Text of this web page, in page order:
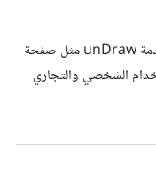
يتضمن هذا المشروع رسوماً توضيحية من خدمة unDraw مثل صفحة
الشخصي والتجاري